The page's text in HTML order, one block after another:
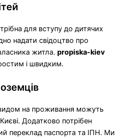
для вступу до дитячих
надати свідоцтво про
житла.propiska-kiev
і швидким.
на проживання можуть
Додатково потрібен
переклад паспорта та ІПН. Ми